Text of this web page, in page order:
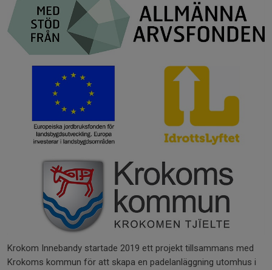
Krokom Innebandy startade 2019 ett projekt tillsammans med
Krokoms kommun för att skapa en padelanläggning utomhus i